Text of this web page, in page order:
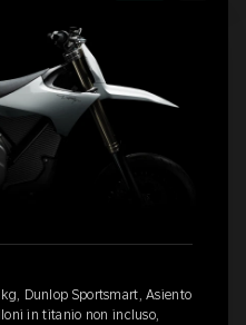
Dunlop Sportsmart, Asiento
in titanio non incluso,